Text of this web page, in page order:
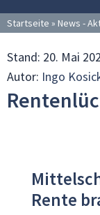
Startseite » News -
Stand: 20. Mai
Autor: Ingo
Rente